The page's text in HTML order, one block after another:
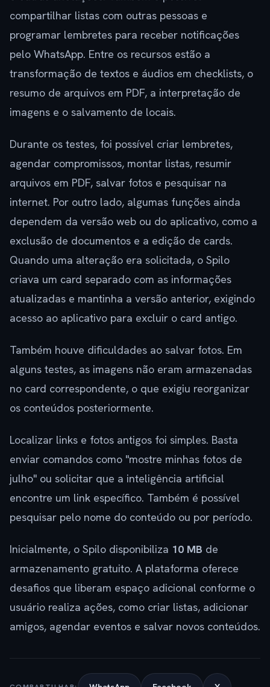
compartilhar listas com outras pessoas e
programar lembretes para receber notificações
pelo WhatsApp. Entre os recursos estão a
transformação de textos e áudios em checklists, o
resumo de arquivos em PDF, a interpretação de
imagens e o salvamento de locais.
Durante os testes, foi possível criar lembretes,
agendar compromissos, montar listas, resumir
arquivos em PDF, salvar fotos e pesquisar na
internet. Por outro lado, algumas funções ainda
dependem da versão web ou do aplicativo, como a
exclusão de documentos e a edição de cards.
Quando uma alteração era solicitada, o Spilo
criava um card separado com as informações
atualizadas e mantinha a versão anterior, exigindo
acesso ao aplicativo para excluir o card antigo.
Também houve dificuldades ao salvar fotos. Em
alguns testes, as imagens não eram armazenadas
no card correspondente, o que exigiu reorganizar
os conteúdos posteriormente.
Localizar links e fotos antigos foi simples. Basta
enviar comandos como "mostre minhas fotos de
julho" ou solicitar que a inteligência artificial
encontre um link específico. Também é possível
pesquisar pelo nome do conteúdo ou por período.
Inicialmente, o Spilo disponibiliza 10 MB de
armazenamento gratuito. A plataforma oferece
desafios que liberam espaço adicional conforme o
usuário realiza ações, como criar listas, adicionar
amigos, agendar eventos e salvar novos conteúdos.